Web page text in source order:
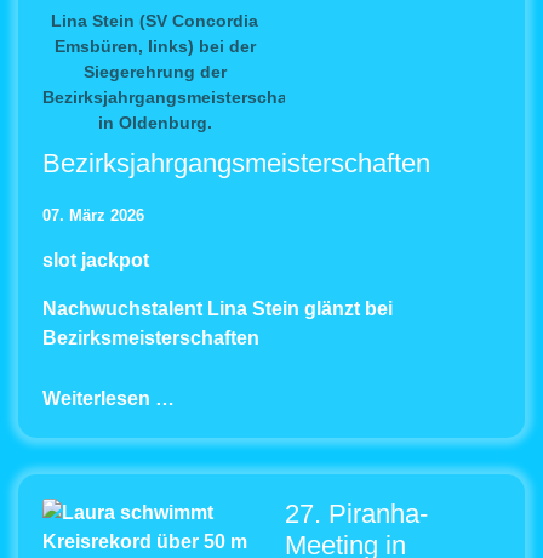
Lina Stein (SV Concordia
Emsbüren, links) bei der
Siegerehrung der
Bezirksjahrgangsmeisterschaften
in Oldenburg.
Bezirksjahrgangsmeisterschaften
07. März 2026
slot jackpot
Nachwuchstalent Lina Stein glänzt bei
Bezirksmeisterschaften
Weiterlesen …
27. Piranha-
Meeting in